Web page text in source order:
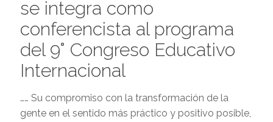
se integra como
conferencista al programa
del 9° Congreso Educativo
Internacional
…… Su compromiso con la transformación de la
gente en el sentido más práctico y positivo posible,